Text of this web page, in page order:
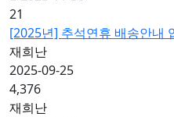
21
[2025년] 추석연휴 배송안내
재희난
2025-09-25
4,376
재희난